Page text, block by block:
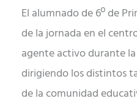
El alumnado de 6º de
de la jornada en el
agente activo durante
dirigiendo los distintos
de la comunidad